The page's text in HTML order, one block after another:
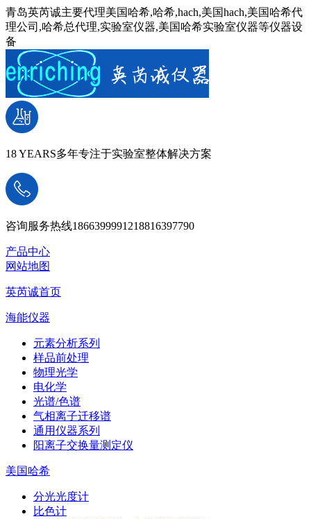
青岛英芮诚主要代理美国哈希,哈希,hach,美国hach,美国哈希代
理公司,哈希总代理,实验室仪器,美国哈希实验室仪器等仪器设
备
18 YEARS多年专注于实验室整体解决方案
咨询服务热线1866399991218816397790
产品中心
网站地图
英芮诚首页
海能仪器
元素分析系列
样品前处理
物理光学
电化学
光谱/色谱
气相离子迁移谱
通用仪器系列
阳离子交换量测定仪
美国哈希
分光光度计
比色计